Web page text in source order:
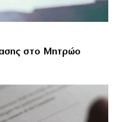
στο Μητρώο